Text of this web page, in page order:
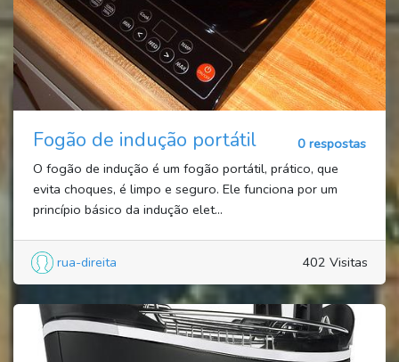
Fogão de indução portátil
0 respostas
O fogão de indução é um fogão portátil, prático, que
evita choques, é limpo e seguro. Ele funciona por um
princípio básico da indução elet...
rua-direita 402 Visitas